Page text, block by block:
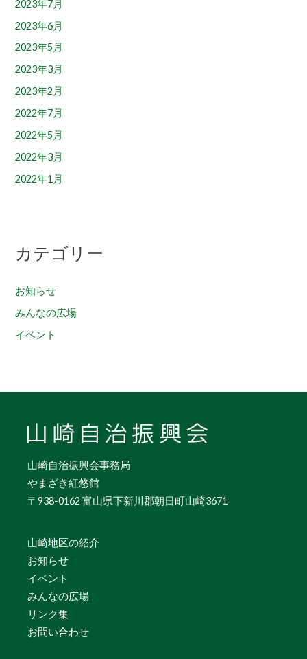
2023年7月
2023年6月
2023年5月
2023年3月
2023年2月
2022年7月
2022年5月
2022年3月
2022年1月
カテゴリー
お知らせ
みんなの広場
イベント
山崎自治振興会事務局
やまざき紅悠館
〒938-0162 富山県下新川郡朝日町山崎3671
山崎地区の紹介
お知らせ
イベント
みんなの広場
リンク集
お問い合わせ